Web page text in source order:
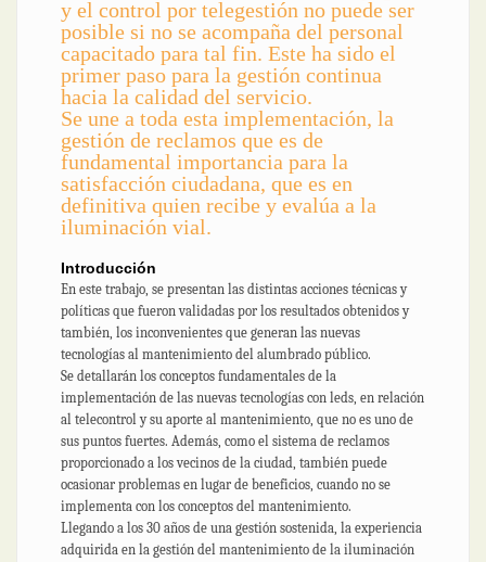
y el control por telegestión no puede ser
posible si no se acompaña del personal
capacitado para tal fin. Este ha sido el
primer paso para la gestión continua
hacia la calidad del servicio.
Se une a toda esta implementación, la
gestión de reclamos que es de
fundamental importancia para la
satisfacción ciudadana, que es en
definitiva quien recibe y evalúa a la
iluminación vial.
Introducción
En este trabajo, se presentan las distintas acciones técnicas y
políticas que fueron validadas por los resultados obtenidos y
también, los inconvenientes que generan las nuevas
tecnologías al mantenimiento del alumbrado público.
Se detallarán los conceptos fundamentales de la
implementación de las nuevas tecnologías con leds, en relación
al telecontrol y su aporte al mantenimiento, que no es uno de
sus puntos fuertes. Además, como el sistema de reclamos
proporcionado a los vecinos de la ciudad, también puede
ocasionar problemas en lugar de beneficios, cuando no se
implementa con los conceptos del mantenimiento.
Llegando a los 30 años de una gestión sostenida, la experiencia
adquirida en la gestión del mantenimiento de la iluminación